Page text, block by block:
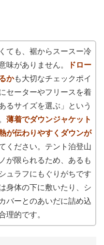
ても、裾からスースー冷
味がありません。
ドロー
かも大切なチェックポイ
セーターやフリースを着
るサイズを選ぶ」という
薄着でダウンジャケット
が伝わりやすくダウンが
ください。テント泊登山
が限られるため、あるも
ュラフにもぐりがちです
身体の下に敷いたり、シ
バーとのあいだに詰め込
理的です。